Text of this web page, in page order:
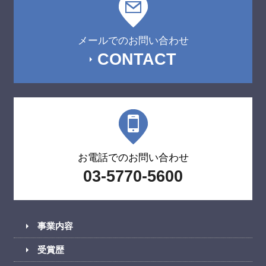
メールでのお問い合わせ
CONTACT
お電話でのお問い合わせ
03-5770-5600
事業内容
受賞歴